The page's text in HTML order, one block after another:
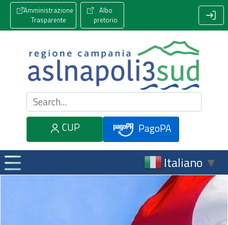
Amministrazione
Trasparente
Albo
pretorio
Cerca nel sito
CUP
PagoPA
Italiano ▼